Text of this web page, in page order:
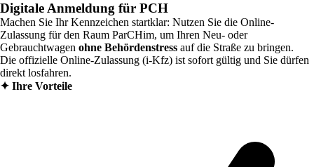
Digitale Anmeldung für PCH
Machen Sie Ihr Kennzeichen startklar: Nutzen Sie die Online-
Zulassung für den Raum ParCHim, um Ihren Neu- oder
Gebrauchtwagen ohne Behördenstress auf die Straße zu bringen.
Die offizielle Online-Zulassung (i-Kfz) ist sofort gültig und Sie dürfen
direkt losfahren.
✦ Ihre Vorteile